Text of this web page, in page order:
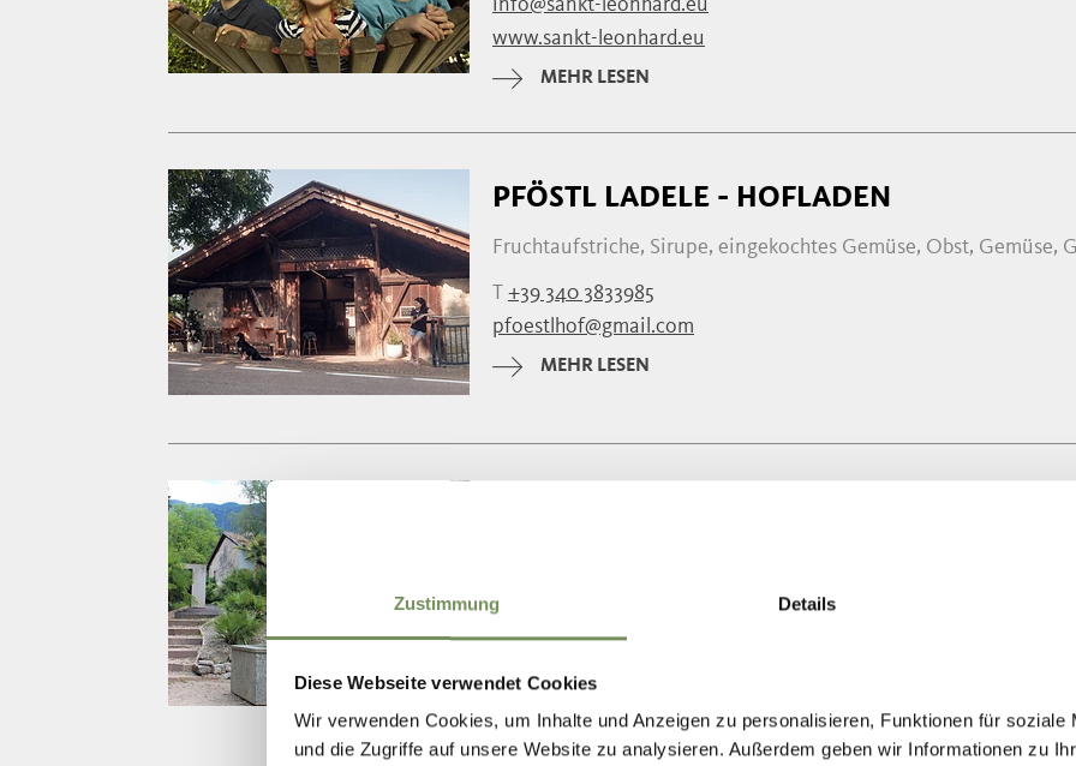
Zustimmung Details
Diese Webseite verwendet Cookies
Wir verwenden Cookies, um Inhalte und Anzeigen zu personalisieren, Funktionen für soziale
und die Zugriffe auf unsere Website zu analysieren. Außerdem geben wir Informationen zu
info@sankt-leonhard.eu
www.sankt-leonhard.eu
MEHR LESEN
PFÖSTL LADELE - HOFLADEN
Fruchtaufstriche, Sirupe, eingekochtes Gemüse, Obst, Gemüse,
T +39 340 3833985
pfoestlhof@gmail.com
MEHR LESEN
Im Zuge des Projektes "Achtsam am Berg" wurden die
gesammelt und veröffentlicht. Das Projekt sensibilisiert ...
T+39 0473 272000
info@meran.eu
MEHR LESEN